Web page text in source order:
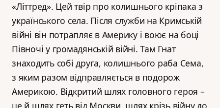
«Літтред». Цей твір про колишнього кріпака з
українського села. Після служби на Кримській
війні він потрапляє в Америку і воює на боці
Півночі у громадянській війні. Там Гнат
знаходить собі друга, колишнього раба Сема,
з яким разом відправляється в подорож
Америкою. Відкритий шлях головного героя –